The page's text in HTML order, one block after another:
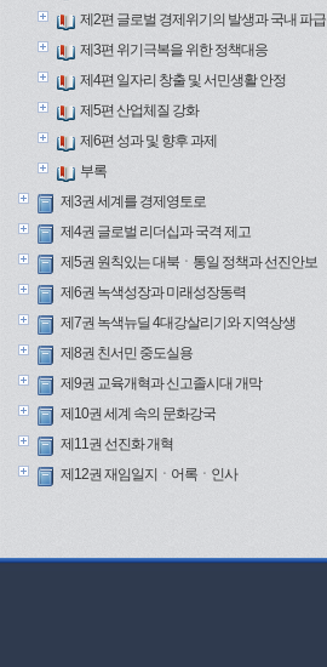
제2편 글로벌 경제위기의 발생과 국내 파급
제3편 위기극복을 위한 정책대응
제4편 일자리 창출 및 서민생활 안정
제5편 산업체질 강화
제6편 성과 및 향후 과제
부록
제3권 세계를 경제영토로
제4권 글로벌 리더십과 국격 제고
제5권 원칙있는 대북ㆍ통일 정책과 선진안보
제6권 녹색성장과 미래성장동력
제7권 녹색뉴딜 4대강살리기와 지역상생
제8권 친서민 중도실용
제9권 교육개혁과 신고졸시대 개막
제10권 세계 속의 문화강국
제11권 선진화 개혁
제12권 재임일지ㆍ어록ㆍ인사